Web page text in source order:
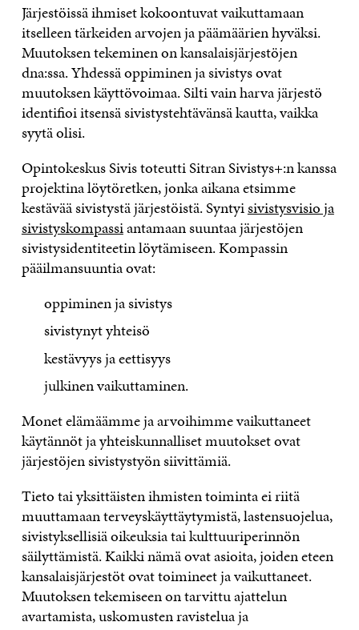
Järjestöissä ihmiset kokoontuvat vaikuttamaan
itselleen tärkeiden arvojen ja päämäärien hyväksi.
Muutoksen tekeminen on kansalaisjärjestöjen
dna:ssa. Yhdessä oppiminen ja sivistys ovat
muutoksen käyttövoimaa. Silti vain harva järjestö
identifioi itsensä sivistystehtävänsä kautta, vaikka
syytä olisi.
Opintokeskus Sivis toteutti Sitran Sivistys+:n kanssa
projektina löytöretken, jonka aikana etsimme
kestävää sivistystä järjestöistä. Syntyisivistysvisio ja
sivistyskompassiantamaan suuntaa järjestöjen
sivistysidentiteetin löytämiseen. Kompassin
pääilmansuuntia ovat:
oppiminen ja sivistys
sivistynyt yhteisö
kestävyys ja eettisyys
julkinen vaikuttaminen.
Monet elämäämme ja arvoihimme vaikuttaneet
käytännöt ja yhteiskunnalliset muutokset ovat
järjestöjen sivistystyön siivittämiä.
Tieto tai yksittäisten ihmisten toiminta ei riitä
muuttamaan terveyskäyttäytymistä, lastensuojelua,
sivistyksellisiä oikeuksia tai kulttuuriperinnön
säilyttämistä. Kaikki nämä ovat asioita, joiden eteen
kansalaisjärjestöt ovat toimineet ja vaikuttaneet.
Muutoksen tekemiseen on tarvittu ajattelun
avartamista, uskomusten ravistelua ja